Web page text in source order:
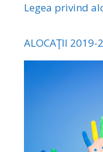
Legea privind
ALOCAŢII 2019-